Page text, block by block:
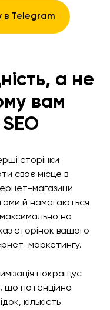
в Telegram
а не
вам
сторінки
своє місце в
магазини
й намагаються
на
сторінок вашого
маркетингу.
покращує
що потенційно
кількість